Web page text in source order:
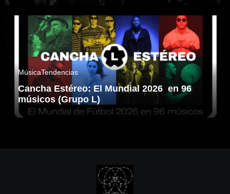
MúsicaTendencias
Cancha Estéreo: El Mundial 2026 en 96
músicos (Grupo L)